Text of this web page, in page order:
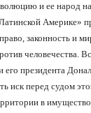
и ее народ
Америке»
законность и
человечества.
президента
иск перед судом
в